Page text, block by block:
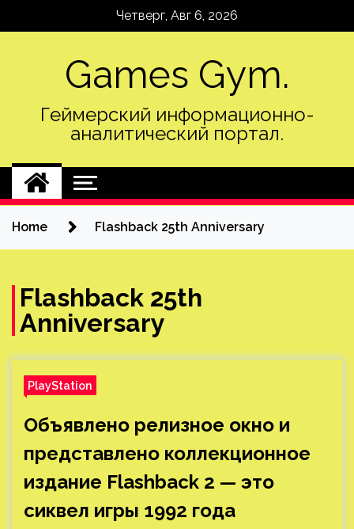
Четверг, Авг 6, 2026
Games Gym.
Геймерский информационно-
аналитический портал.
Home Flashback 25th Anniversary
Flashback 25th
Anniversary
PlayStation
Объявлено релизное окно и
представлено коллекционное
издание Flashback 2 — это
сиквел игры 1992 года